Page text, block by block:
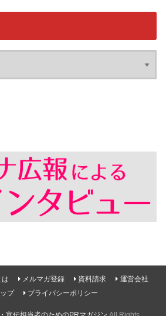
は メルマガ登録 資料請求
運営会社
プ
プライバシーポリシー